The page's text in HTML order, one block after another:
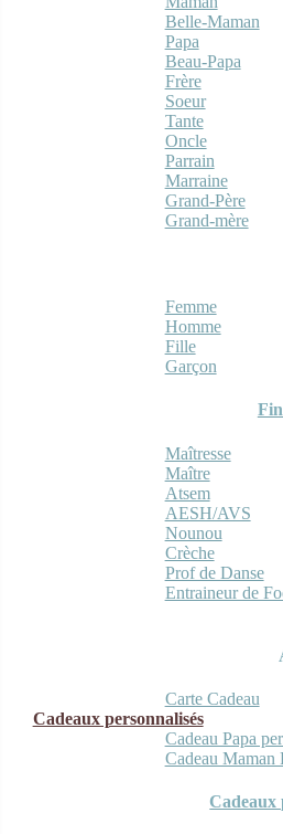
Belle-Maman
Papa
Beau-Papa
Frère
Soeur
Tante
Oncle
Parrain
Marraine
Grand-Père
Grand-mère
Femme
Homme
Fille
Garçon
Maîtresse
Maître
Atsem
AESH/AVS
Nounou
Crèche
Prof de Danse
Entraineur de
Carte Cadeau
Cadeaux personnalisés
Cadeau Papa
Cadeau Maman
Cadeaux